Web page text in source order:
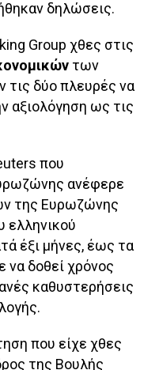
δηλώσεις.
Group χθες στις
των
δύο πλευρές να
αξιολόγηση ως τις
που
ανέφερε
της Ευρωζώνης
ελληνικού
έξι μήνες, έως τα
δοθεί χρόνος
καθυστερήσεις
που είχε χθες
της Βουλής